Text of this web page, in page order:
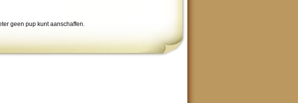
geen pup kunt aanschaffen.